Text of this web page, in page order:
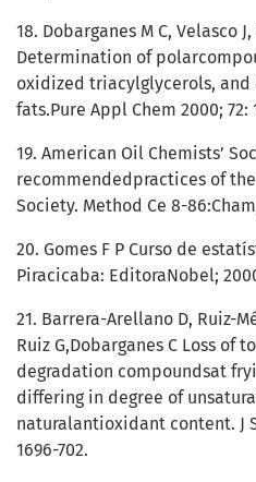
18. Dobarganes M C, Velasco
Determination of
oxidized triacylglycerols,
fats.Pure Appl Chem 2000; 72:
19. American Oil Chemists’
recommendedpractices of
Society. Method Ce 8-
20. Gomes F P Curso de
Piracicaba: EditoraNobel;
21. Barrera-Arellano D, Ruiz-
Ruiz G,Dobarganes C Loss
degradation compoundsat
differing in degree of
naturalantioxidant content. J
1696-702.